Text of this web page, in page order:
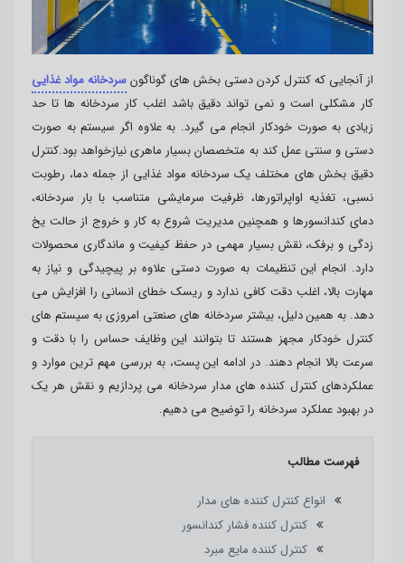
از آنجایی که کنترل کردن دستی بخش های گوناگونسردخانه مواد غذایی
کار مشکلی است و نمی تواند دقیق باشد اغلب کار سردخانه ها تا حد
زیادی به صورت خودکار انجام می گیرد. به علاوه اگر سیستم به صورت
دستی و سنتی عمل کند به متخصصان بسیار ماهری نیازخواهد بود.کنترل
دقیق بخش های مختلف یک سردخانه مواد غذایی از جمله دما، رطوبت
نسبی، تغذیه اواپراتورها، ظرفیت سرمایشی متناسب با بار سردخانه،
دمای کندانسورها و همچنین مدیریت شروع به کار و خروج از حالت یخ
زدگی و برفک، نقش بسیار مهمی در حفظ کیفیت و ماندگاری محصولات
دارد. انجام این تنظیمات به صورت دستی علاوه بر پیچیدگی و نیاز به
مهارت بالا، اغلب دقت کافی ندارد و ریسک خطای انسانی را افزایش می
دهد. به همین دلیل، بیشتر سردخانه های صنعتی امروزی به سیستم های
کنترل خودکار مجهز هستند تا بتوانند این وظایف حساس را با دقت و
سرعت بالا انجام دهند. در ادامه این پست، به بررسی مهم ترین موارد و
عملکردهای کنترل کننده های مدار سردخانه می پردازیم و نقش هر یک
در بهبود عملکرد سردخانه را توضیح می دهیم.
فهرست مطالب
انواع کنترل کننده های مدار
کنترل کننده فشار کندانسور
کنترل کننده مایع مبرد